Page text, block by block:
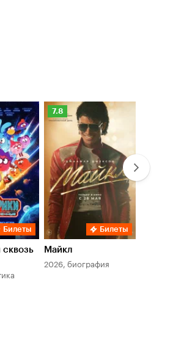
Билеты
Рейтинг
Кинопоиска
7.8
Билеты
Майкл
2026, биография